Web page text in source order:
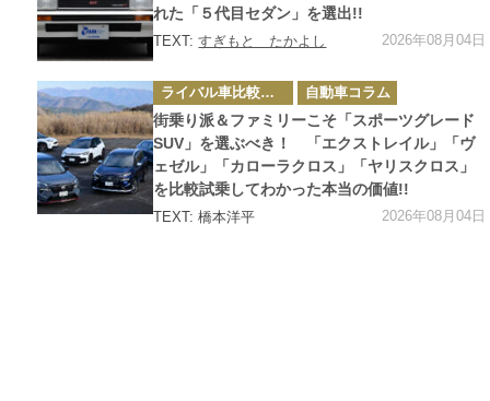
れた「５代目セダン」を選出!!
TEXT:すぎもと たかよし 2026年08月04日
カ
テ
ゴ
リ
ー
ライバル車比較テスト 自動車コラム
街乗り派＆ファミリーこそ「スポーツグレード
SUV」を選ぶべき！ 「エクストレイル」「ヴ
ェゼル」「カローラクロス」「ヤリスクロス」
を比較試乗してわかった本当の価値!!
TEXT: 橋本洋平 2026年08月04日